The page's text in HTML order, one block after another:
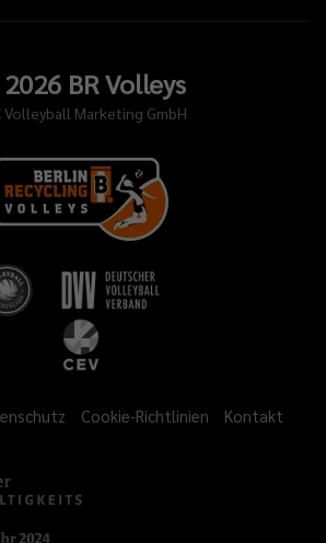
2026BR Volleys
Volleyball Marketing GmbH
Cookie-Richtlinien Kontakt